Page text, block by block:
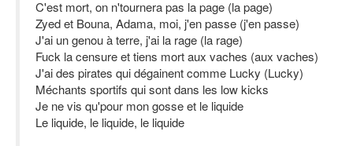
C'est mort, on n'tournera pas la page (la page)
Zyed et Bouna, Adama, moi, j'en passe (j'en passe)
J'ai un genou à terre, j'ai la rage (la rage)
Fuck la censure et tiens mort aux vaches (aux vaches)
J'ai des pirates qui dégainent comme Lucky (Lucky)
Méchants sportifs qui sont dans les low kicks
Je ne vis qu'pour mon gosse et le liquide
Le liquide, le liquide, le liquide